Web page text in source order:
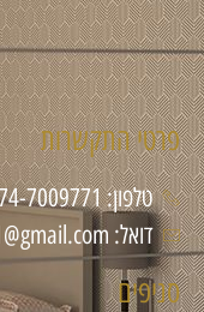
פרטי התקשרות
טלפון: 074-7009771
דואל: byb6471881@gmail.com
סניפים